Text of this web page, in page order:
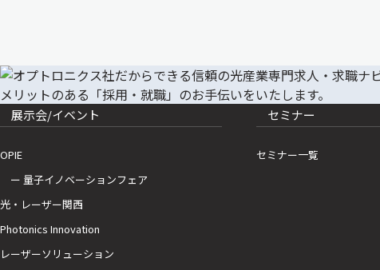
展示会/イベント
OPIE
ー 量子イノベーションフェア
光・レーザー関西
Photonics Innovation
レーザーソリューション
セミナー
セミナー一覧